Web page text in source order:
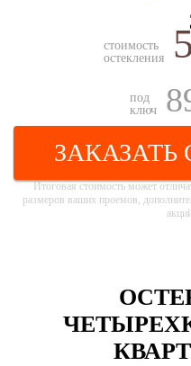
стоимость
остекления
под
ключ
ЗАКАЗАТЬ
Итоговая стоимость может
размеров ваших проемов,